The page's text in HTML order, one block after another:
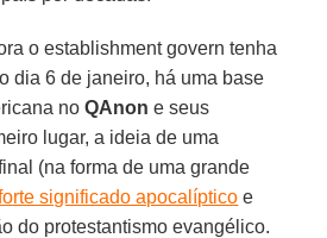
o establishment govern tenha
dia 6 de janeiro, há uma base
noQAnon e seus
lugar, a ideia de uma
(na forma de uma grande
significado apocalíptico e
do protestantismo evangélico.